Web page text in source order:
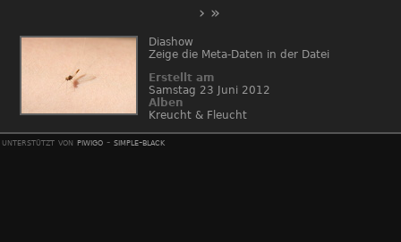
› »
Diashow
Zeige die Meta-Daten in der Datei
Erstellt am
Samstag 23 Juni 2012
Alben
Kreucht & Fleucht
unterstützt von piwigo - simple-black